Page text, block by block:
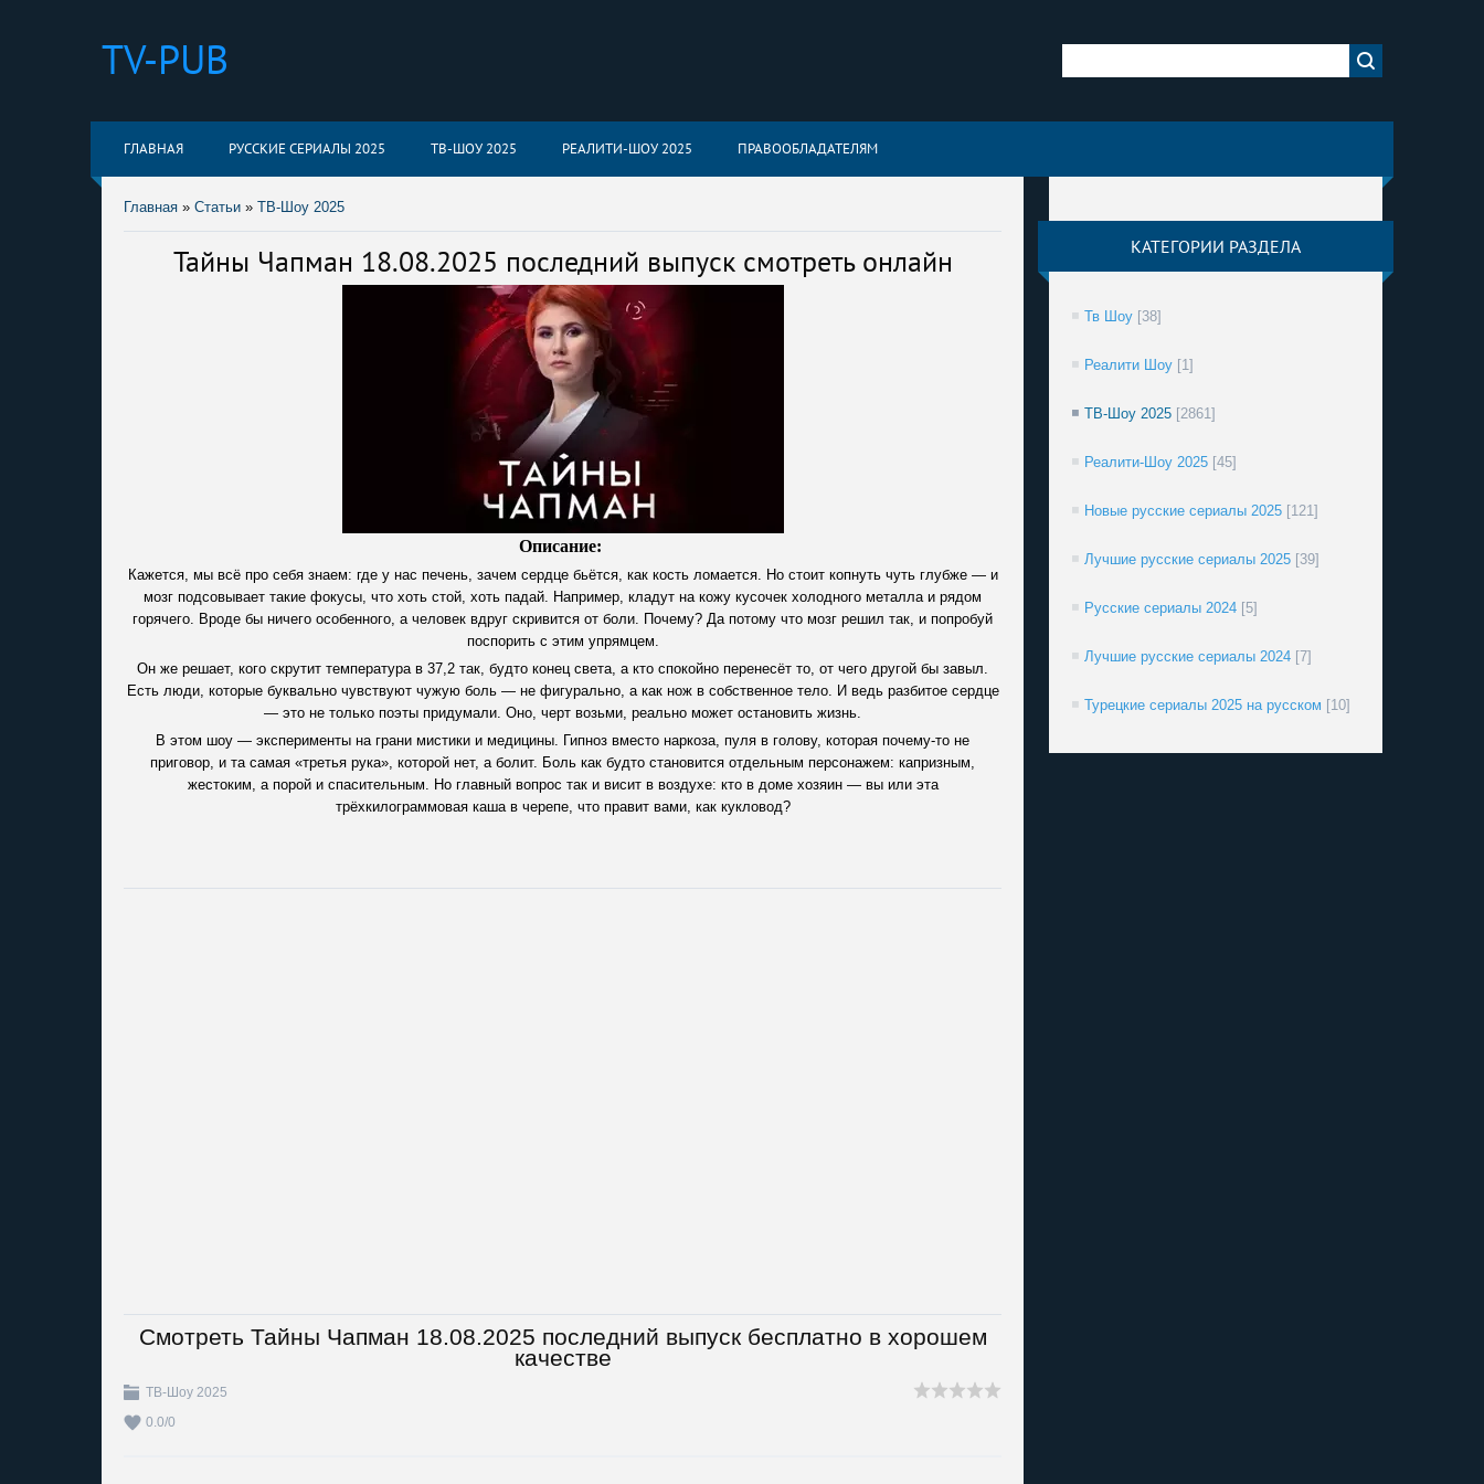
TV-PUB
ГЛАВНАЯ РУССКИЕ СЕРИАЛЫ 2025 ТВ-ШОУ 2025 РЕАЛИТИ-ШОУ 2025 ПРАВООБЛАДАТЕЛЯМ
Главная » Статьи » ТВ-Шоу 2025
Тайны Чапман 18.08.2025 последний выпуск смотреть онлайн
Описание:
Кажется, мы всё про себя знаем: где у нас печень, зачем сердце бьётся, как кость ломается. Но стоит копнуть чуть глубже — и
мозг подсовывает такие фокусы, что хоть стой, хоть падай. Например, кладут на кожу кусочек холодного металла и рядом
горячего. Вроде бы ничего особенного, а человек вдруг скривится от боли. Почему? Да потому что мозг решил так, и попробуй
поспорить с этим упрямцем.
Он же решает, кого скрутит температура в 37,2 так, будто конец света, а кто спокойно перенесёт то, от чего другой бы завыл.
Есть люди, которые буквально чувствуют чужую боль — не фигурально, а как нож в собственное тело. И ведь разбитое сердце
— это не только поэты придумали. Оно, черт возьми, реально может остановить жизнь.
В этом шоу — эксперименты на грани мистики и медицины. Гипноз вместо наркоза, пуля в голову, которая почему-то не
приговор, и та самая «третья рука», которой нет, а болит. Боль как будто становится отдельным персонажем: капризным,
жестоким, а порой и спасительным. Но главный вопрос так и висит в воздухе: кто в доме хозяин — вы или эта
трёхкилограммовая каша в черепе, что правит вами, как кукловод?
Смотреть Тайны Чапман 18.08.2025 последний выпуск бесплатно в хорошем
качестве
ТВ-Шоу 2025
0.0/0
КАТЕГОРИИ РАЗДЕЛА
Тв Шоу [38]
Реалити Шоу [1]
ТВ-Шоу 2025 [2861]
Реалити-Шоу 2025 [45]
Новые русские сериалы 2025 [121]
Лучшие русские сериалы 2025 [39]
Русские сериалы 2024 [5]
Лучшие русские сериалы 2024 [7]
Турецкие сериалы 2025 на русском [10]